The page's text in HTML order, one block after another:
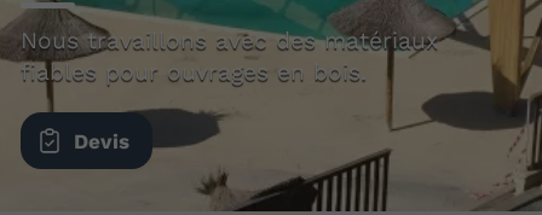
Nous travaillons avec des matériaux
fiables pour ouvrages en bois.
Devis